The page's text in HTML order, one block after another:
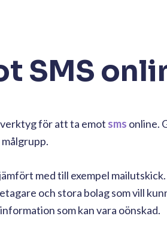
SMS
för att ta emot sms online.
med till exempel
och stora bolag som vill
som kan vara oönskad.